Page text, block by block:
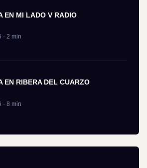
EN MI LADO V RADIO
· 2 min
EN RIBERA DEL CUARZO
· 8 min